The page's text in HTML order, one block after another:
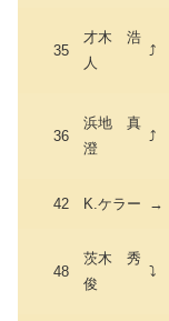
35
才木 浩
人
⤴
36
浜地 真
澄
⤴
42 K.ケラー →
48
茨木 秀
俊
⤵